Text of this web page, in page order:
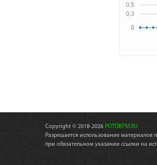
0
0.3
0.5
Copyright © 2018-2026 POTOKFM.RU
Разрешается использование материалов
при обязательном указании ссылки на